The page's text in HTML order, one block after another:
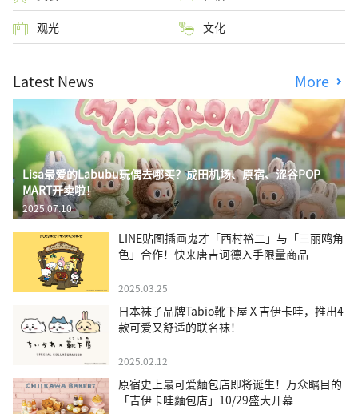
观光 文化
Latest News More
Lisa最爱的Labubu玩偶去哪买？成田机场、原宿、涩谷POP
MART开卖啦！
2025.07.10
LINE贴图插画鬼才「西村裕二」与「三丽鸥角
色」合作！快来唐吉诃德入手限量商品
2025.03.25
日本袜子品牌Tabio靴下屋Ｘ吉伊卡哇，推出4
款可爱又舒适的联名袜！
2025.02.12
原宿史上最可爱麵包店即将诞生！万众瞩目的
「吉伊卡哇麵包店」10/29盛大开幕